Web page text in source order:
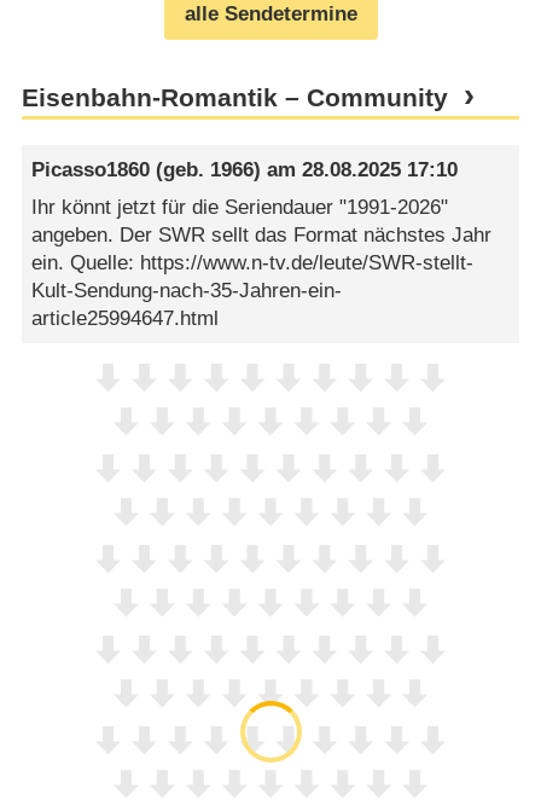
alle Sendetermine
Eisenbahn-Romantik – Community
Picasso1860 (geb. 1966) am28.08.2025 17:10
Ihr könnt jetzt für die Seriendauer "1991-2026"
angeben. Der SWR sellt das Format nächstes Jahr
ein. Quelle: https://www.n-tv.de/leute/SWR-stellt-
Kult-Sendung-nach-35-Jahren-ein-
article25994647.html